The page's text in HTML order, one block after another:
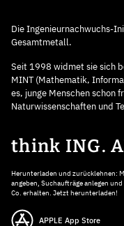
Die Ingenieurnachwuchs-
Gesamtmetall.
Seit 1998 widmet sie sich
MINT (Mathematik,
es, junge Menschen schon
Naturwissenschaften und
think ING.
Herunterladen und zurücklehnen:
angeben, Suchaufträge anlegen
Co. erhalten. Jetzt herunterladen!
APPLE App Store